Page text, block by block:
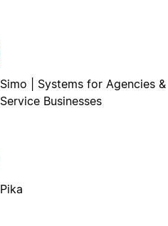
Simo | Systems for Agencies &
Service Businesses
Pika